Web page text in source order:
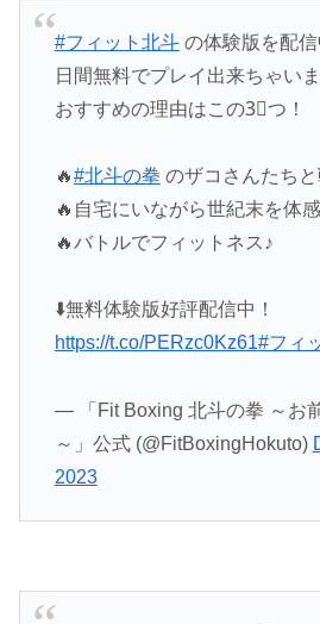
#フィット北斗の体験版を配
日間無料でプレイ出来ちゃいま
おすすめの理由はこの3⃣つ！
🔥#北斗の拳 のザコさんたちと
🔥自宅にいながら世紀末を体感
🔥バトルでフィットネス♪
⬇️無料体験版好評配信中！
https://t.co/PERzc0Kz61#フィ
— 「Fit Boxing 北斗の拳 ～お
～」公式 (@FitBoxingHokuto)
2023